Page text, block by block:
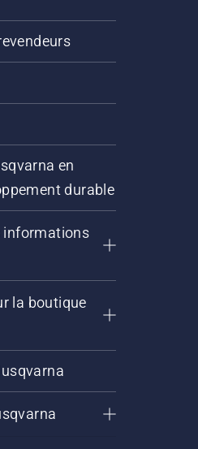
en
durable
informations
la boutique